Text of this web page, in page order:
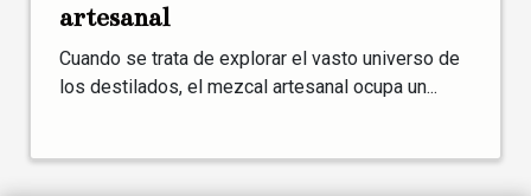
artesanal
Cuando se trata de explorar el vasto universo de
los destilados, el mezcal artesanal ocupa un...